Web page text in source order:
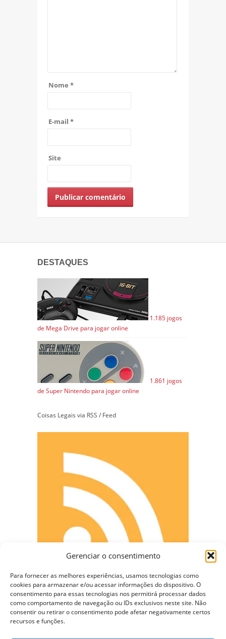
Gerenciar o consentimento
Para fornecer as melhores experiências, usamos tecnologias como
cookies para armazenar e/ou acessar informações do dispositivo. O
consentimento para essas tecnologias nos permitirá processar dados
como comportamento de navegação ou IDs exclusivos neste site. Não
consentir ou retirar o consentimento pode afetar negativamente certos
recursos e funções.
Nome *
E-mail *
Site
DESTAQUES
1.185 jogos
de Mega Drive para jogar online
1.861 jogos
de Super Nintendo para jogar online
Coisas Legais via RSS / Feed
CONECTE-SE